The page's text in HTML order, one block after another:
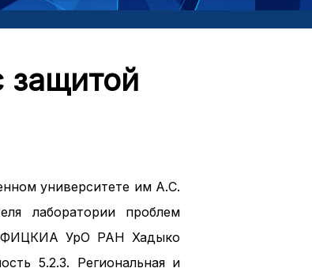
защитой
университете им А.С.
лаборатории проблем
ФИЦКИА УрО РАН Хадыко
5.2.3. Региональная и